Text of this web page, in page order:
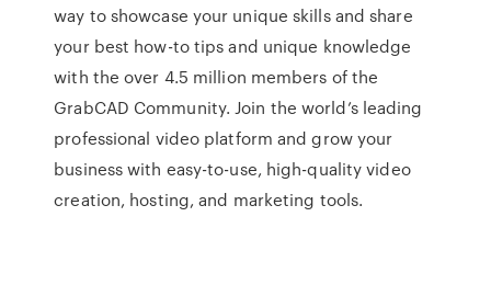
way to showcase your unique skills and share
your best how-to tips and unique knowledge
with the over 4.5 million members of the
GrabCAD Community. Join the world’s leading
professional video platform and grow your
business with easy-to-use, high-quality video
creation, hosting, and marketing tools.